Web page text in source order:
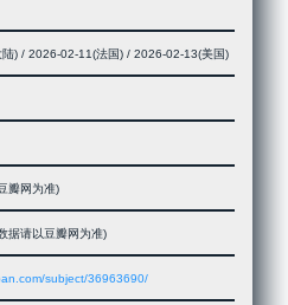
) / 2026-02-11(法国) / 2026-02-13(美国)
瓣网为准)
据请以豆瓣网为准)
subject/36963690/